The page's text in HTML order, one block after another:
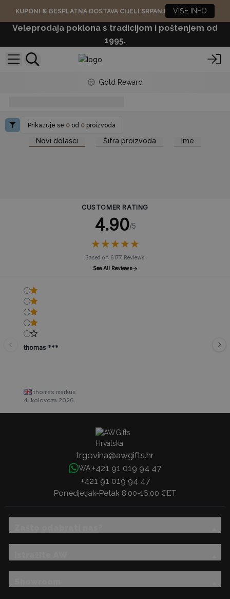
KUPONI & BESPLATNA DOSTAVA CIJELI SRPANJ VIŠE INFO
Veleprodaja poklona s tradicijom i poštenjem od
1995.
Gold Reward
Prikazuje se 0 od 0 proizvoda
Novi dolasci Šifra proizvoda Ime
CUSTOMER RATING
4.90/5
★★★★★
★★★★★
Based on 6177 Reviews
See All Reviews
thomas ***
thomas markus
4. kolovoza 2026.
trgovina@awgifts.hr
WA:+421 91 019 94 47
+421 91 019 94 47
Ponedjeljak-Petak 8:00-16:00 CET